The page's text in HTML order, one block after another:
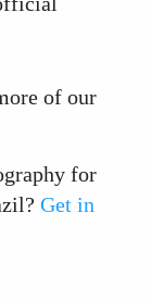
of our
for
Get in